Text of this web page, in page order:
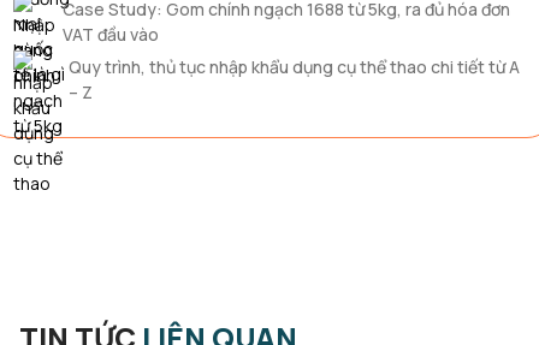
Case Study: Gom chính ngạch 1688 từ 5kg, ra đủ hóa đơn
VAT đầu vào
Quy trình, thủ tục nhập khẩu dụng cụ thể thao chi tiết từ A
– Z